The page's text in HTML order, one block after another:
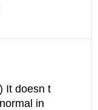
It doesn t
in